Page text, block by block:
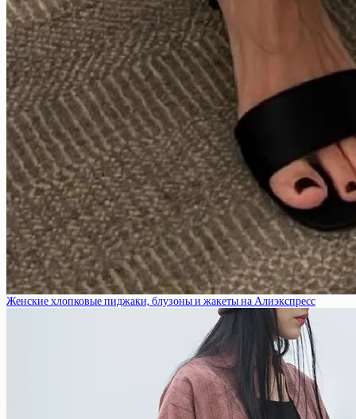
Женские хлопковые пиджаки, блузоны и жакеты на Алиэкспресс